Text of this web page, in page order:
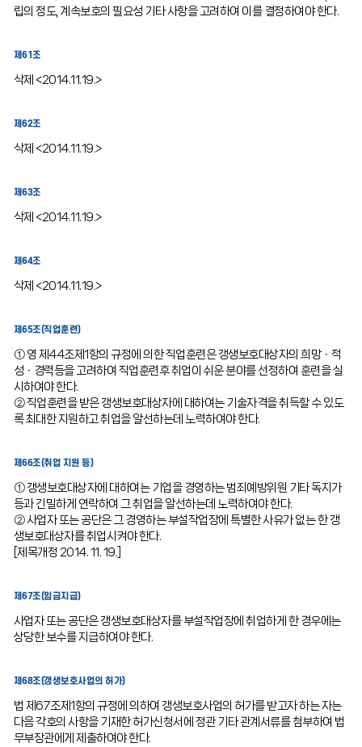
립의 정도, 계속보호의 필요성 기타 사항을 고려하여 이를 결정하여야 한다.
제61조
삭제 <2014.11.19.>
제62조
삭제 <2014.11.19.>
제63조
삭제 <2014.11.19.>
제64조
삭제 <2014.11.19.>
제65조(직업훈련)
① 영 제44조제1항의 규정에 의한 직업훈련은 갱생보호대상자의 희망ㆍ적
성ㆍ경력등을 고려하여 직업훈련후 취업이 쉬운 분야를 선정하여 훈련을 실
시하여야 한다.
② 직업훈련을 받은 갱생보호대상자에 대하여는 기술자격을 취득할 수 있도
록 최대한 지원하고 취업을 알선하는데 노력하여야 한다.
제66조(취업 지원 등)
① 갱생보호대상자에 대하여는 기업을 경영하는 범죄예방위원 기타 독지가
등과 긴밀하게 연락하여 그 취업을 알선하는데 노력하여야 한다.
② 사업자 또는 공단은 그 경영하는 부설작업장에 특별한 사유가 없는 한 갱
생보호대상자를 취업시켜야 한다.
[제목개정 2014. 11. 19.]
제67조(임금지급)
사업자 또는 공단은 갱생보호대상자를 부설작업장에 취업하게 한 경우에는
상당한 보수를 지급하여야 한다.
제68조(갱생보호사업의 허가)
법 제67조제1항의 규정에 의하여 갱생보호사업의 허가를 받고자 하는 자는
다음 각호의 사항을 기재한 허가신청서에 정관 기타 관계서류를 첨부하여 법
무부장관에게 제출하여야 한다.